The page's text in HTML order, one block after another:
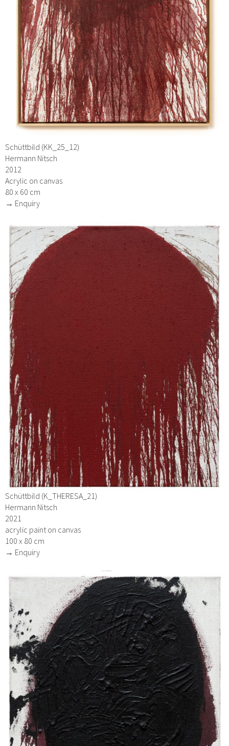
Schüttbild (KK_25_12)
Hermann Nitsch
2012
Acrylic on canvas
80 x 60 cm
→ Enquiry
Schüttbild (K_THERESA_21)
Hermann Nitsch
2021
acrylic paint on canvas
100 x 80 cm
→ Enquiry